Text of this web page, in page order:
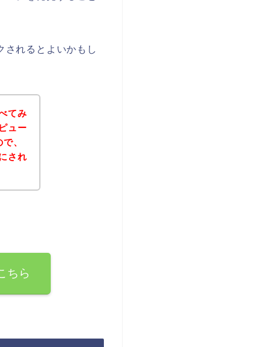
されるとよいかもし
てみ
ュー
、
され
ちら